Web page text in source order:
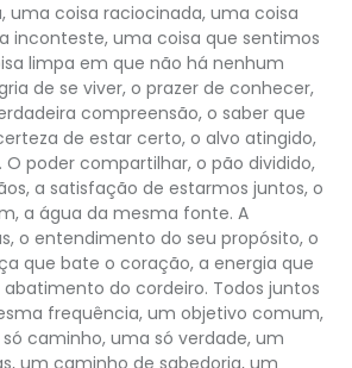
uma coisa raciocinada, uma coisa
inconteste, uma coisa que sentimos
limpa em que não há nenhum
de se viver, o prazer de conhecer,
compreensão, o saber que
de estar certo, o alvo atingido,
poder compartilhar, o pão dividido,
a satisfação de estarmos juntos, o
a água da mesma fonte. A
o entendimento do seu propósito, o
que bate o coração, a energia que
do cordeiro. Todos juntos
frequência, um objetivo comum,
caminho, uma só verdade, um
um caminho de sabedoria, um